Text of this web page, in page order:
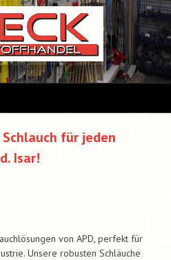
für jeden
Isar!
von APD, perfekt für
Unsere robusten Schläuche